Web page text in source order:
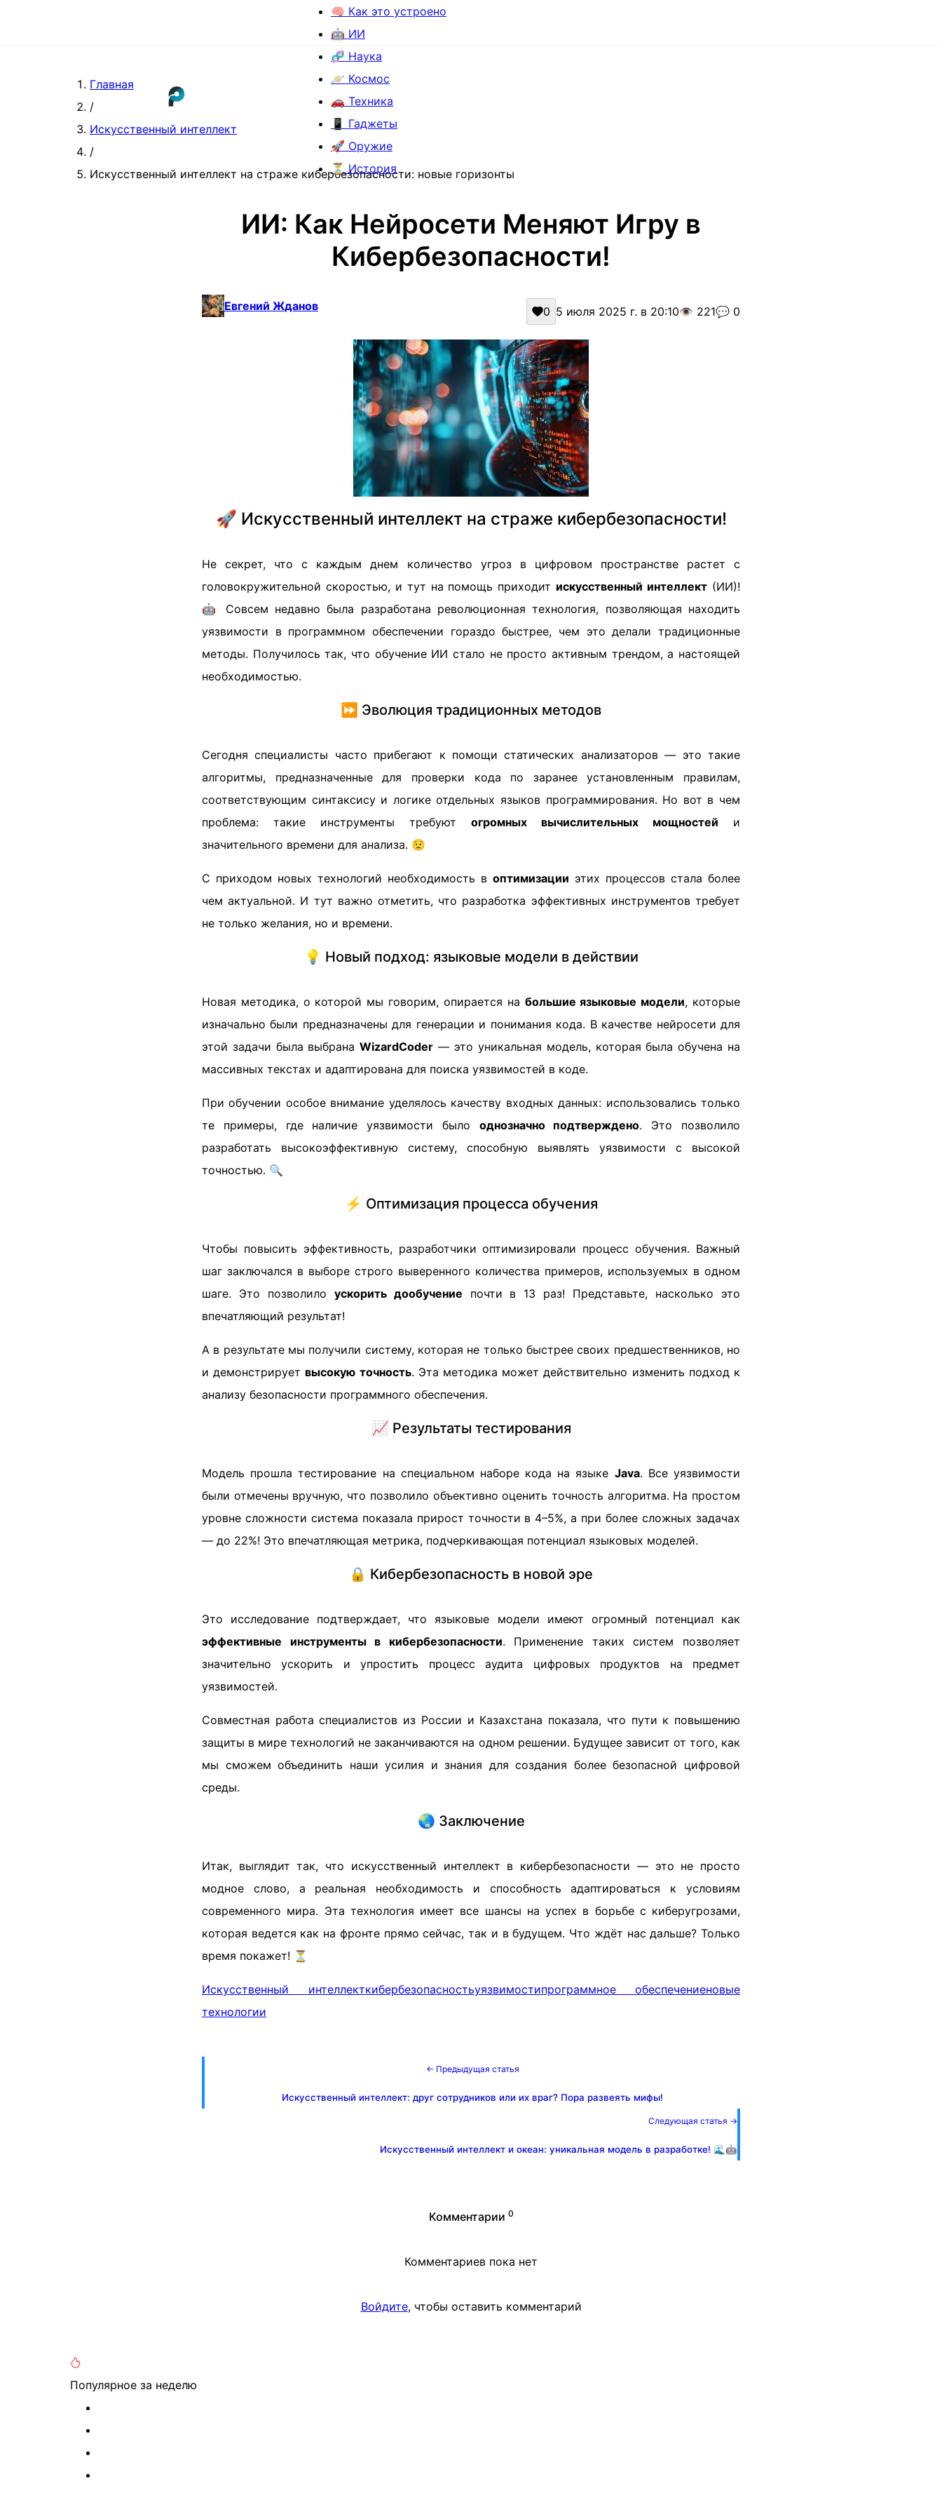
🧠 Как это устроено
🤖 ИИ
🧬 Наука
🪐 Космос
🚗 Техника
📱 Гаджеты
🚀 Оружие
⏳ История
Главная
/
Искусственный интеллект
/
Искусственный интеллект на страже кибербезопасности: новые горизонты
ИИ: Как Нейросети Меняют Игру в
Кибербезопасности!
Евгений Жданов 0 5 июля 2025 г. в 20:10👁️ 221💬 0
🚀 Искусственный интеллект на страже кибербезопасности!
Не секрет, что с каждым днем количество угроз в цифровом пространстве растет с
головокружительной скоростью, и тут на помощь приходит искусственный интеллект (ИИ)!
🤖 Совсем недавно была разработана революционная технология, позволяющая находить
уязвимости в программном обеспечении гораздо быстрее, чем это делали традиционные
методы. Получилось так, что обучение ИИ стало не просто активным трендом, а настоящей
необходимостью.
⏩ Эволюция традиционных методов
Сегодня специалисты часто прибегают к помощи статических анализаторов — это такие
алгоритмы, предназначенные для проверки кода по заранее установленным правилам,
соответствующим синтаксису и логике отдельных языков программирования. Но вот в чем
проблема: такие инструменты требуют огромных вычислительных мощностей и
значительного времени для анализа. 😟
С приходом новых технологий необходимость в оптимизации этих процессов стала более
чем актуальной. И тут важно отметить, что разработка эффективных инструментов требует
не только желания, но и времени.
💡 Новый подход: языковые модели в действии
Новая методика, о которой мы говорим, опирается на большие языковые модели, которые
изначально были предназначены для генерации и понимания кода. В качестве нейросети для
этой задачи была выбранаWizardCoder — это уникальная модель, которая была обучена на
массивных текстах и адаптирована для поиска уязвимостей в коде.
При обучении особое внимание уделялось качеству входных данных: использовались только
те примеры, где наличие уязвимости было однозначно подтверждено. Это позволило
разработать высокоэффективную систему, способную выявлять уязвимости с высокой
точностью. 🔍
⚡️ Оптимизация процесса обучения
Чтобы повысить эффективность, разработчики оптимизировали процесс обучения. Важный
шаг заключался в выборе строго выверенного количества примеров, используемых в одном
шаге. Это позволило ускорить дообучение почти в 13 раз! Представьте, насколько это
впечатляющий результат!
А в результате мы получили систему, которая не только быстрее своих предшественников, но
и демонстрирует высокую точность. Эта методика может действительно изменить подход к
анализу безопасности программного обеспечения.
📈 Результаты тестирования
Модель прошла тестирование на специальном наборе кода на языке Java. Все уязвимости
были отмечены вручную, что позволило объективно оценить точность алгоритма. На простом
уровне сложности система показала прирост точности в 4–5%, а при более сложных задачах
— до 22%! Это впечатляющая метрика, подчеркивающая потенциал языковых моделей.
🔒 Кибербезопасность в новой эре
Это исследование подтверждает, что языковые модели имеют огромный потенциал как
эффективные инструменты в кибербезопасности. Применение таких систем позволяет
значительно ускорить и упростить процесс аудита цифровых продуктов на предмет
уязвимостей.
Совместная работа специалистов из России и Казахстана показала, что пути к повышению
защиты в мире технологий не заканчиваются на одном решении. Будущее зависит от того, как
мы сможем объединить наши усилия и знания для создания более безопасной цифровой
среды.
🌏 Заключение
Итак, выглядит так, что искусственный интеллект в кибербезопасности — это не просто
модное слово, а реальная необходимость и способность адаптироваться к условиям
современного мира. Эта технология имеет все шансы на успех в борьбе с киберугрозами,
которая ведется как на фронте прямо сейчас, так и в будущем. Что ждёт нас дальше? Только
время покажет! ⏳
Искусственный интеллекткибербезопасностьуязвимостипрограммное обеспечениеновые
технологии
← Предыдущая статья
Искусственный интеллект: друг сотрудников или их враг? Пора развеять мифы!
Следующая статья →
Искусственный интеллект и океан: уникальная модель в разработке! 🌊🤖
Комментарии 0
Комментариев пока нет
Войдите, чтобы оставить комментарий
Популярное за неделю